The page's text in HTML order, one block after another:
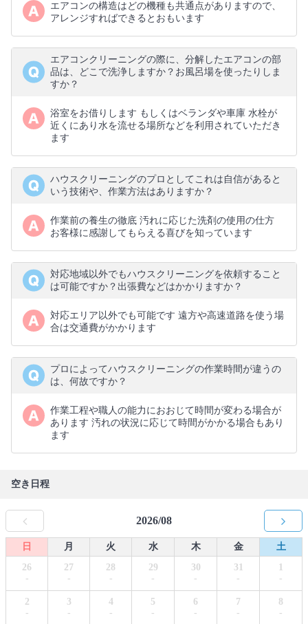
エアコンの構造はどの機種も共通点がありますので、
アレンジすればできるとおもいます
エアコンクリーニングの際に、分解したエアコンの部
品は、どこで洗浄しますか？お風呂場を使ったりしま
すか？
浴室をお借りします もしくはベランダや車庫 水栓が
近くにあり水を流せる場所などを利用されていただき
ます
ハウスクリーニングのプロとしてこれは自信があると
いう技術や、作業方法はありますか？
作業前の養生の徹底 汚れに応じた洗剤の使用の仕方
お客様に感謝してもらえる喜びを知っています
対応地域以外でもハウスクリーニングを依頼すること
は可能ですか？出張費などはかかりますか？
対応エリア以外でも可能です 遠方や高速道路を使う場
合は交通費がかかります
プロによってハウスクリーニングの作業時間が違うの
は、何故ですか？
作業工程や職人の能力におおじて時間が変わる場合が
あります 汚れの状況に応じて時間がかかる場合もあり
ます
空き日程
2026/08
日 月 火 水 木 金
土
26
-
27
-
28
-
29
-
30
-
31
-
1
-
2
-
3
-
4
-
5
-
6
-
7
-
8
-